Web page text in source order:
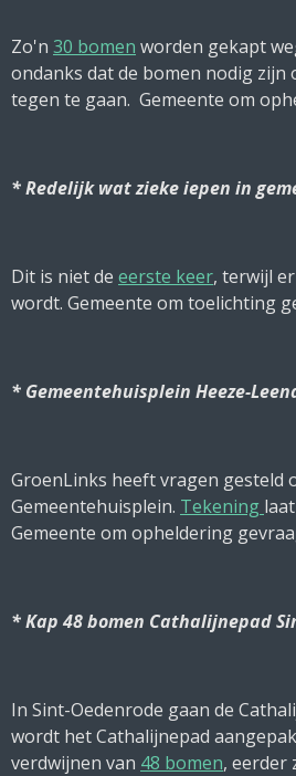
Zo'n 30 bomen worden gekapt
ondanks dat de bomen nodig zijn
tegen te gaan. Gemeente om
* Redelijk wat zieke iepen in
Dit is niet de eerste keer, terwijl
wordt. Gemeente om toelichting
* Gemeentehuisplein Heeze-
GroenLinks heeft vragen gesteld
Gemeentehuisplein. Tekening
Gemeente om opheldering
* Kap 48 bomen Cathalijnepad
In Sint-Oedenrode gaan de
wordt het Cathalijnepad
verdwijnen van 48 bomen, eerder